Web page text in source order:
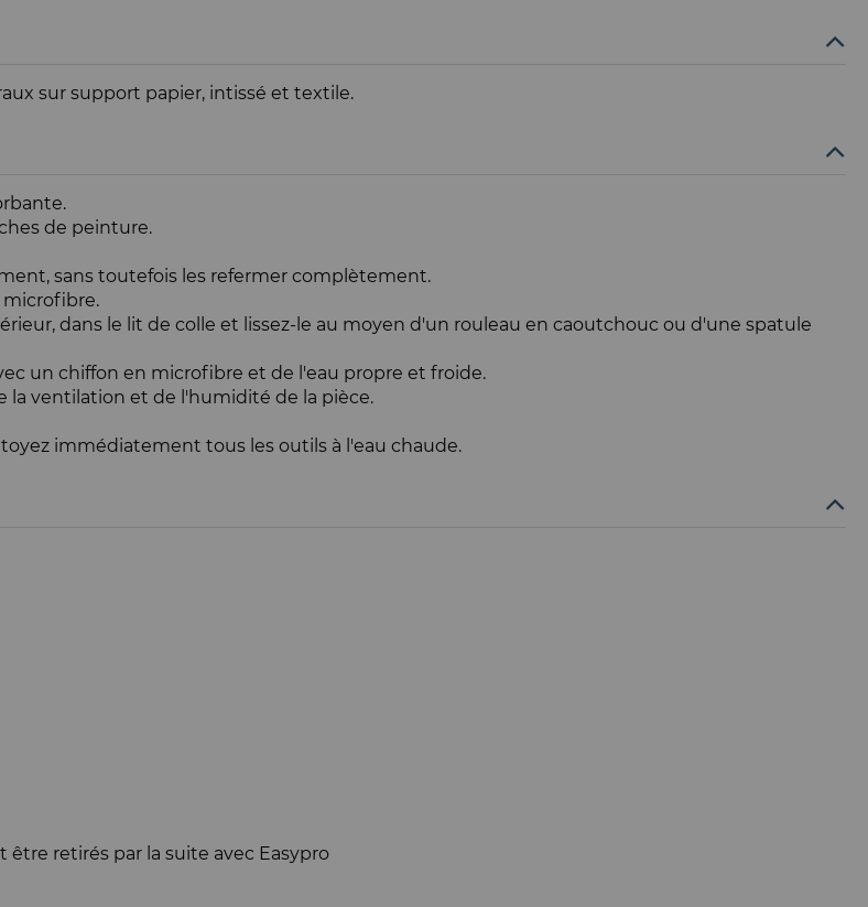
sur support papier, intissé et textile.
de peinture.
sans toutefois les refermer complètement.
microfibre.
dans le lit de colle et lissez-le au moyen d'un rouleau en caoutchouc ou d'une spatule
un chiffon en microfibre et de l'eau propre et froide.
la ventilation et de l'humidité de la pièce.
immédiatement tous les outils à l'eau chaude.
retirés par la suite avec Easypro